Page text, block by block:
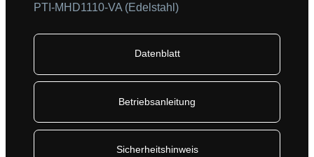
PTI-MHD1110-VA (Edelstahl)
Datenblatt
Betriebsanleitung
Sicherheitshinweis